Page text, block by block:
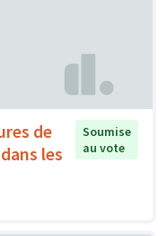
de
les
Soumise
au vote